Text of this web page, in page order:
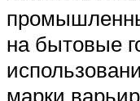
на бытовые
марки